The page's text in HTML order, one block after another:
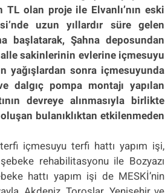
olan proje ile Elvanlı’nın eski
uzun yıllardır süre gelen
başlatarak, Şahna deposundan
sakinlerinin evlerine içmesuyu
yağışlardan sonra içmesuyunda
dalgıç pompa montajı yapılan
devreye alınmasıyla birlikte
bulanıklıktan etkilenmeden
içmesuyu terfi hattı yapım işi,
rehabilitasyonu ile Bozyazı
hattı yapım işi de MESKİ’nin